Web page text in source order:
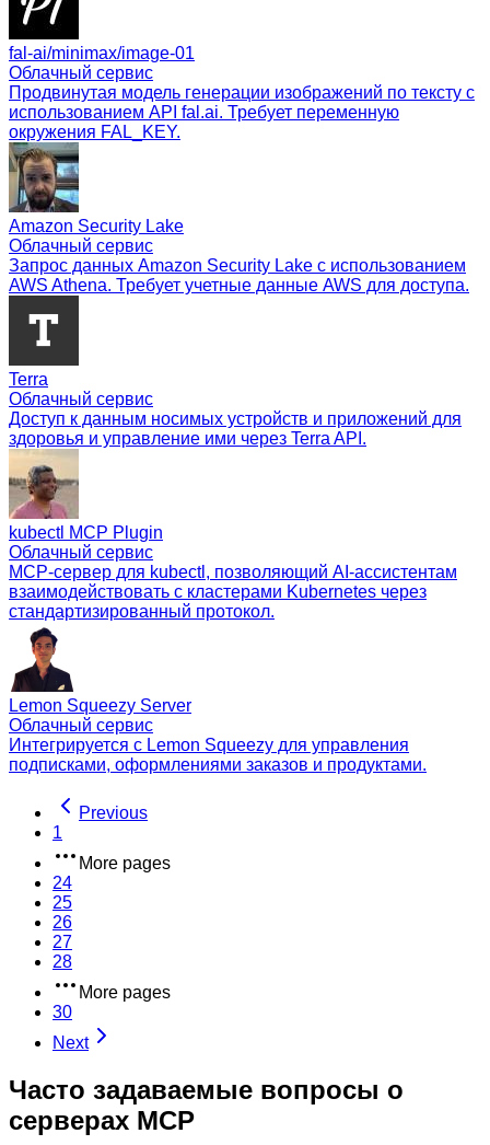
fal-ai/minimax/image-01
Облачный сервис
Продвинутая модель генерации изображений по тексту с
использованием API fal.ai. Требует переменную
окружения FAL_KEY.
Amazon Security Lake
Облачный сервис
Запрос данных Amazon Security Lake с использованием
AWS Athena. Требует учетные данные AWS для доступа.
Terra
Облачный сервис
Доступ к данным носимых устройств и приложений для
здоровья и управление ими через Terra API.
kubectl MCP Plugin
Облачный сервис
MCP-сервер для kubectl, позволяющий AI-ассистентам
взаимодействовать с кластерами Kubernetes через
стандартизированный протокол.
Lemon Squeezy Server
Облачный сервис
Интегрируется с Lemon Squeezy для управления
подписками, оформлениями заказов и продуктами.
Previous
1
More pages
24
25
26
27
28
More pages
30
Next
Часто задаваемые вопросы о
серверах MCP